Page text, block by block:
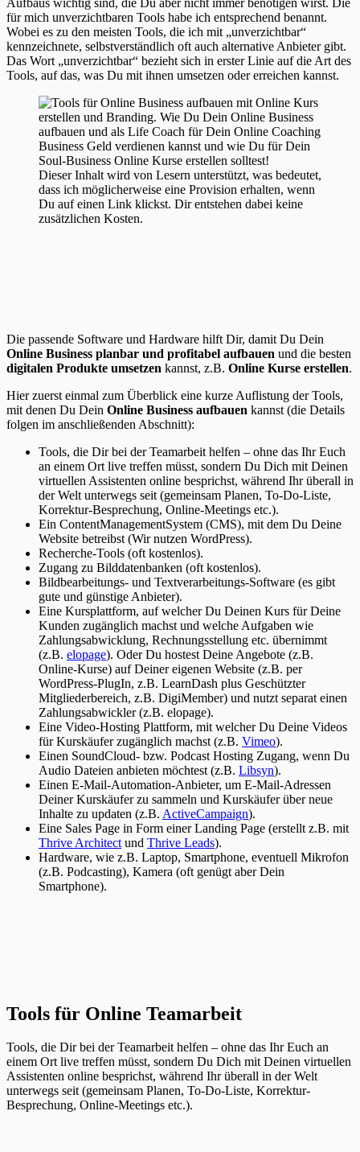
für mich unverzichtbaren Tools habe ich entsprechend benannt.
Wobei es zu den meisten Tools, die ich mit „unverzichtbar“
kennzeichnete, selbstverständlich oft auch alternative Anbieter gibt.
Das Wort „unverzichtbar“ bezieht sich in erster Linie auf die Art des
Tools, auf das, was Du mit ihnen umsetzen oder erreichen kannst.
Dieser Inhalt wird von Lesern unterstützt, was bedeutet,
dass ich möglicherweise eine Provision erhalten, wenn
Du auf einen Link klickst. Dir entstehen dabei keine
zusätzlichen Kosten.
Die passende Software und Hardware hilft Dir, damit Du Dein
Online Business planbar und profitabel aufbauen und die besten
digitalen Produkte umsetzen kannst, z.B. Online Kurse erstellen.
Hier zuerst einmal zum Überblick eine kurze Auflistung der Tools,
mit denen Du Dein Online Business aufbauen kannst (die Details
folgen im anschließenden Abschnitt):
Tools, die Dir bei der Teamarbeit helfen – ohne das Ihr Euch
an einem Ort live treffen müsst, sondern Du Dich mit Deinen
virtuellen Assistenten online besprichst, während Ihr überall in
der Welt unterwegs seit (gemeinsam Planen, To-Do-Liste,
Korrektur-Besprechung, Online-Meetings etc.).
Ein ContentManagementSystem (CMS), mit dem Du Deine
Website betreibst (Wir nutzen WordPress).
Recherche-Tools (oft kostenlos).
Zugang zu Bilddatenbanken (oft kostenlos).
Bildbearbeitungs- und Textverarbeitungs-Software (es gibt
gute und günstige Anbieter).
Eine Kursplattform, auf welcher Du Deinen Kurs für Deine
Kunden zugänglich machst und welche Aufgaben wie
Zahlungsabwicklung, Rechnungsstellung etc. übernimmt
(z.B. elopage). Oder Du hostest Deine Angebote (z.B.
Online-Kurse) auf Deiner eigenen Website (z.B. per
WordPress-PlugIn, z.B. LearnDash plus Geschützter
Mitgliederbereich, z.B. DigiMember) und nutzt separat einen
Zahlungsabwickler (z.B. elopage).
Eine Video-Hosting Plattform, mit welcher Du Deine Videos
für Kurskäufer zugänglich machst (z.B. Vimeo).
Einen SoundCloud- bzw. Podcast Hosting Zugang, wenn Du
Audio Dateien anbieten möchtest (z.B. Libsyn).
Einen E-Mail-Automation-Anbieter, um E-Mail-Adressen
Deiner Kurskäufer zu sammeln und Kurskäufer über neue
Inhalte zu updaten (z.B. ActiveCampaign).
Eine Sales Page in Form einer Landing Page (erstellt z.B. mit
Thrive Architect und Thrive Leads).
Hardware, wie z.B. Laptop, Smartphone, eventuell Mikrofon
(z.B. Podcasting), Kamera (oft genügt aber Dein
Smartphone).
Tools für Online Teamarbeit
Tools, die Dir bei der Teamarbeit helfen – ohne das Ihr Euch an
einem Ort live treffen müsst, sondern Du Dich mit Deinen virtuellen
Assistenten online besprichst, während Ihr überall in der Welt
unterwegs seit (gemeinsam Planen, To-Do-Liste, Korrektur-
Besprechung, Online-Meetings etc.).